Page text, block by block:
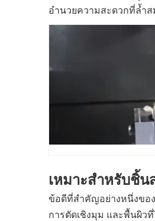
อำนวยความสะดวกที่ล้ำ
เหมาะสำหรับชิ้
ข้อดีที่สำคัญอย่างหนึ่งขอ
การตัดเชิงมุม และพื้นผิว